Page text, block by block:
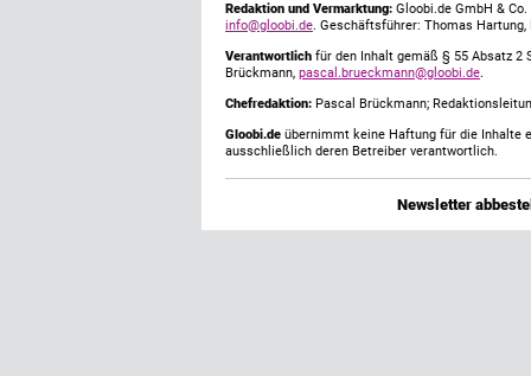
Redaktion und Vermarktung: Gloobi.de GmbH &
info@gloobi.de. Geschäftsführer: Thomas
Verantwortlich für den Inhalt gemäß § 55 Absatz 2
Brückmann, pascal.brueckmann@gloobi.de.
Chefredaktion: Pascal Brückmann;
Gloobi.de übernimmt keine Haftung für die Inhalte
ausschließlich deren Betreiber verantwortlich.
Newsletter